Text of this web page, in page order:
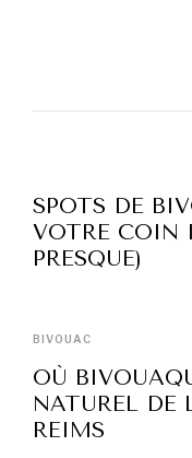
SPOTS DE
VOTRE COIN
PRESQUE)
BIVOUAC
OÙ
NATUREL DE
REIMS